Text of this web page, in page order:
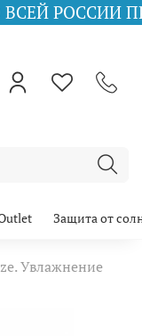
ПРИ ЗАКАЗЕ
Защита от
Увлажнение